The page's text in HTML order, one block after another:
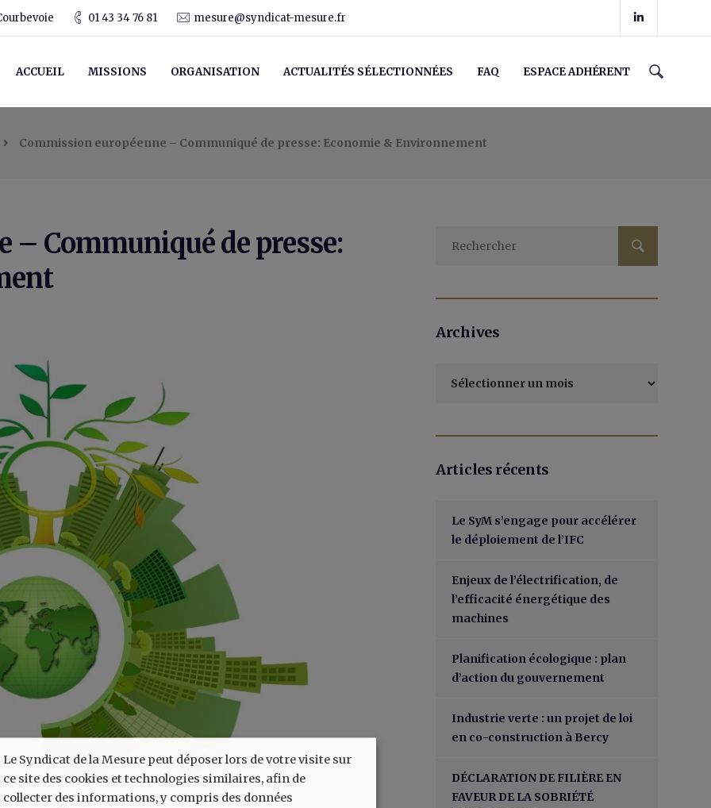
01 43 34 76 81 mesure@syndicat-mesure.fr
ACCUEIL MISSIONS ORGANISATION ACTUALITÉS SÉLECTIONNÉES FAQ ESPACE ADHÉRENT
Commission européenne – Communiqué de presse: Economie & Environnement
– Communiqué de presse:
Archives
Articles récents
Le SyM s’engage pour accélérer
le déploiement de l’IFC
Enjeux de l’électrification, de
l’efficacité énergétique des
machines
Planification écologique : plan
d’action du gouvernement
Industrie verte : un projet de loi
en co-construction à Bercy
DÉCLARATION DE FILIÈRE EN
FAVEUR DE LA SOBRIÉTÉ
Le Syndicat de la Mesure peut déposer lors de votre visite sur
ce site des cookies et technologies similaires, afin de
collecter des informations, y compris des données